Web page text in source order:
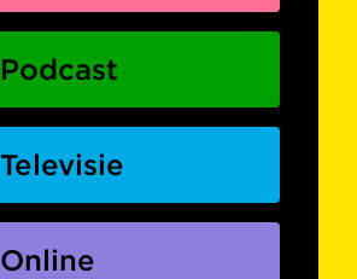
Podcast
Televisie
Online